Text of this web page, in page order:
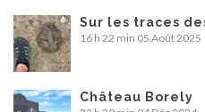
Sur les traces
16 h 22 min 05 Août 2025
Château Borely